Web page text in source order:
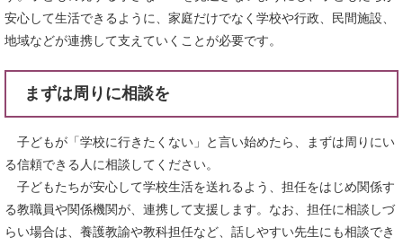
安心して生活できるように、家庭だけでなく学校や行政、民間施設、
地域などが連携して支えていくことが必要です。
まずは周りに相談を
子どもが「学校に行きたくない」と言い始めたら、まずは周りにい
る信頼できる人に相談してください。
子どもたちが安心して学校生活を送れるよう、担任をはじめ関係す
る教職員や関係機関が、連携して支援します。なお、担任に相談しづ
らい場合は、養護教諭や教科担任など、話しやすい先生にも相談でき